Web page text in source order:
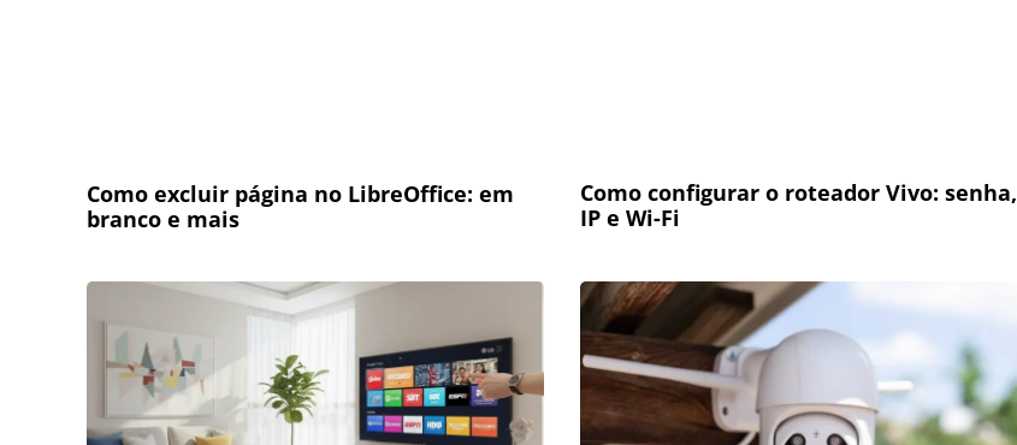
Como excluir página no LibreOffice: em
branco e mais
Como configurar o roteador Vivo: senha,
IP e Wi-Fi